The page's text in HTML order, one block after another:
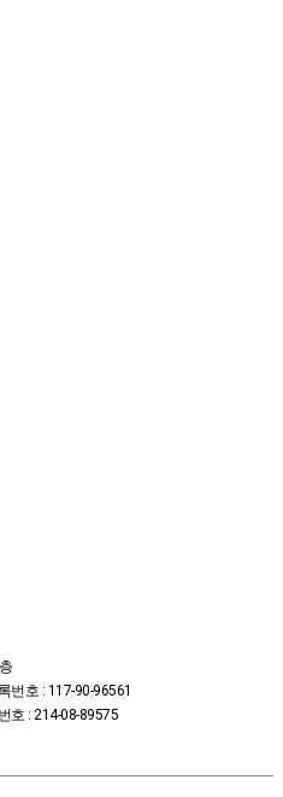
번호 : 117-90-96561
호 : 214-08-89575